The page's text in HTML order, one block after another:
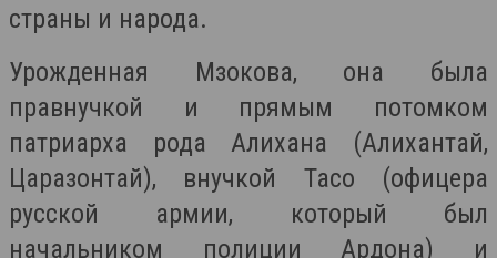
страны и народа.
Урожденная Мзокова, она была
правнучкой и прямым потомком
патриарха рода Алихана (Алихантай,
Царазонтай), внучкой Тасо (офицера
русской армии, который был
начальником полиции Ардона) и